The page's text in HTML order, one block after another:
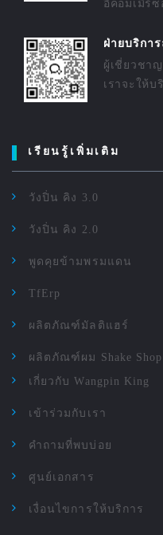
อีคอมเมิร์ซ
ฝ่ายบริกา
ผู้เชี่ยวชา
เราจะให้บ
เรียนรู้เพิ่มเติม
วังปิ่น คิง 3.0
วังปิ่น คิง 2.0
พูดคุยข้ามพรมแดน
TfErp
ผลิตภัณฑ์มัลติแฮร์
ผลิตภัณฑ์ผม Shake Shop
เกี่ยวกับ Wangpin King
เข้าร่วมกับเรา
คำถามที่พบบ่อย
ศูนย์เอกสาร
เงื่อนไขการให้บริการ